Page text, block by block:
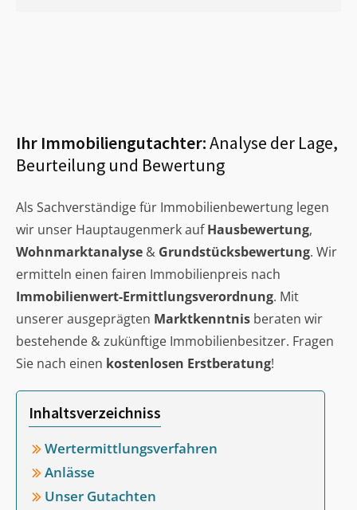
Ihr Immobiliengutachter:Analyse der Lage,
Beurteilung und Bewertung
Als Sachverständige für Immobilienbewertung legen
wir unser Hauptaugenmerk aufHausbewertung,
Wohnmarktanalyse & Grundstücksbewertung. Wir
ermitteln einen fairen Immobilienpreis nach
Immobilienwert-Ermittlungsverordnung. Mit
unserer ausgeprägten Marktkenntnis beraten wir
bestehende & zukünftige Immobilienbesitzer. Fragen
Sie nach einen kostenlosen Erstberatung!
Inhaltsverzeichniss
Wertermittlungsverfahren
Anlässe
Unser Gutachten